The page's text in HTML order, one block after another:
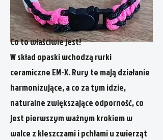
Co to właściwie jest?
W skład opaski wchodzą rurki
ceramiczne EM-X. Rury te mają działanie
harmonizujące, a co za tym idzie,
naturalne zwiększające odporność, co
jest pierwszym ważnym krokiem w
walce z kleszczami i pchłami u zwierząt